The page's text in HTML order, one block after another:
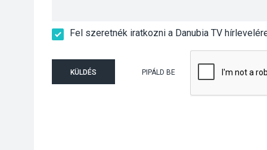
Fel szeretnék iratkozni a Danubia TV
KÜLDÉS PIPÁLD BE